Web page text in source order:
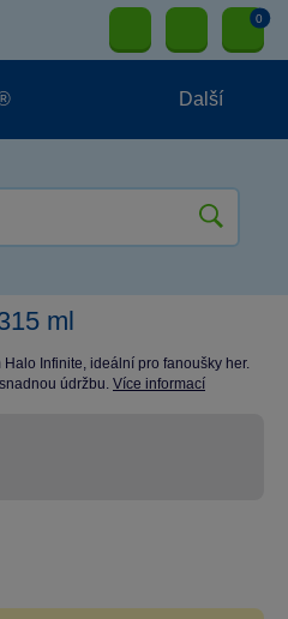
0
Další
ml
Infinite, ideální pro fanoušky her.
údržbu. Více informací